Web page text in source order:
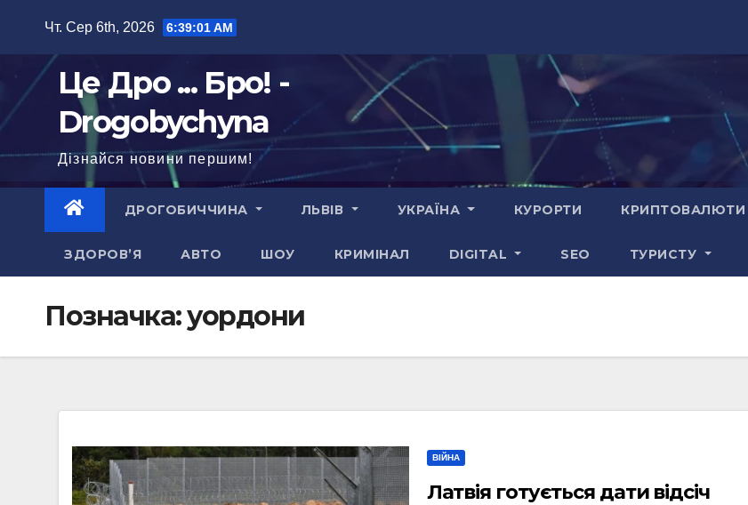
Чт. Сер 6th, 2026 6:39:02 AM
Це Дро ... Бро! -
Drogobychyna
Дізнайся новини першим!
ДРОГОБИЧЧИНА ЛЬВІВ УКРАЇНА КУРОРТИ КРИПТОВАЛЮТИ
ЗДОРОВ’Я АВТО ШОУ КРИМІНАЛ DIGITAL SEO ТУРИСТУ
Позначка:уордони
ВІЙНА
Латвія готується дати відсіч